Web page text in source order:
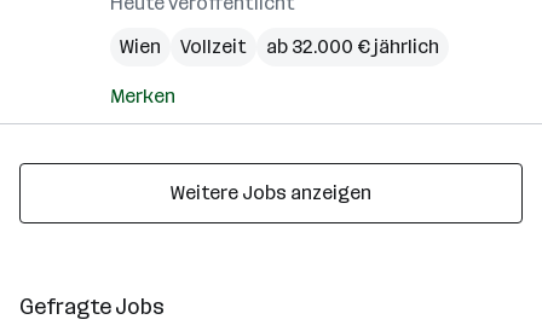
Wien
Vollzeit ab 32.000 € jährlich
Merken
Weitere Jobs anzeigen
Gefragte Jobs